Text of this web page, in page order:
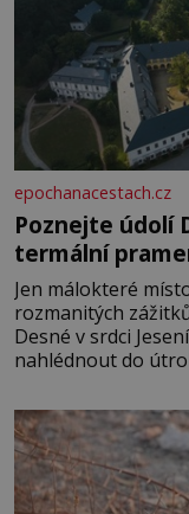
epochanacestach.cz
Poznejte údolí
termální
Jen málokteré
rozmanitých
Desné v srdci
nahlédnout do
se na koloběžce a
Velkých Losinách